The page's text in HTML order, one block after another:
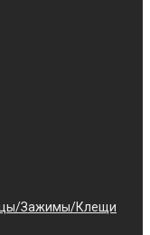
Зажимы/Клещи